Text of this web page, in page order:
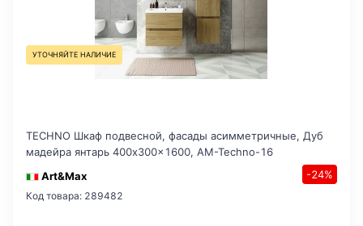
УТОЧНЯЙТЕ НАЛИЧИЕ
TECHNO Шкаф подвесной, фасады асимметричные, Дуб
мадейра янтарь 400x300x1600, AM-Techno-16
Art&Max
-24%
Код товара: 289482